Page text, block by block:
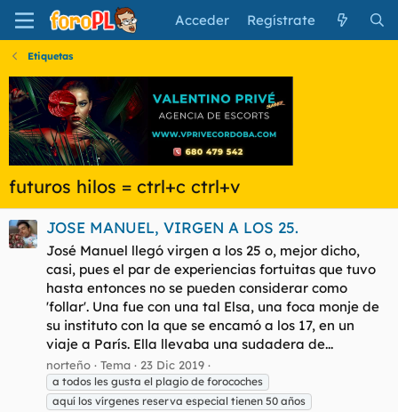
Acceder Regístrate
Etiquetas
futuros hilos = ctrl+c ctrl+v
JOSE MANUEL, VIRGEN A LOS 25.
José Manuel llegó virgen a los 25 o, mejor dicho,
casi, pues el par de experiencias fortuitas que tuvo
hasta entonces no se pueden considerar como
'follar'. Una fue con una tal Elsa, una foca monje de
su instituto con la que se encamó a los 17, en un
viaje a París. Ella llevaba una sudadera de...
norteño Tema 23 Dic 2019
a todos les gusta el plagio de forocoches
aquí los vírgenes reserva especial tienen 50 años